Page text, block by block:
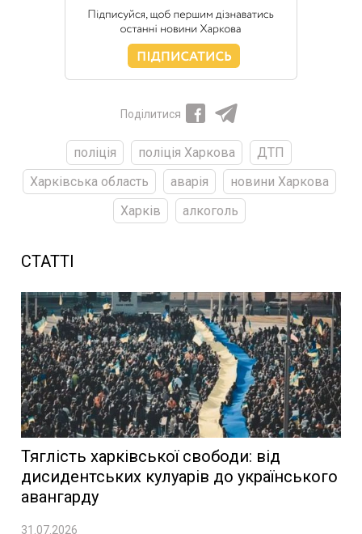
Поділитися
поліція поліція Харкова
ДТП
Харківська область
аварія
новини Харкова
Харків
алкоголь
СТАТТІ
Тяглість харківської свободи: від
дисидентських кулуарів до українського
авангарду
31.07.2026